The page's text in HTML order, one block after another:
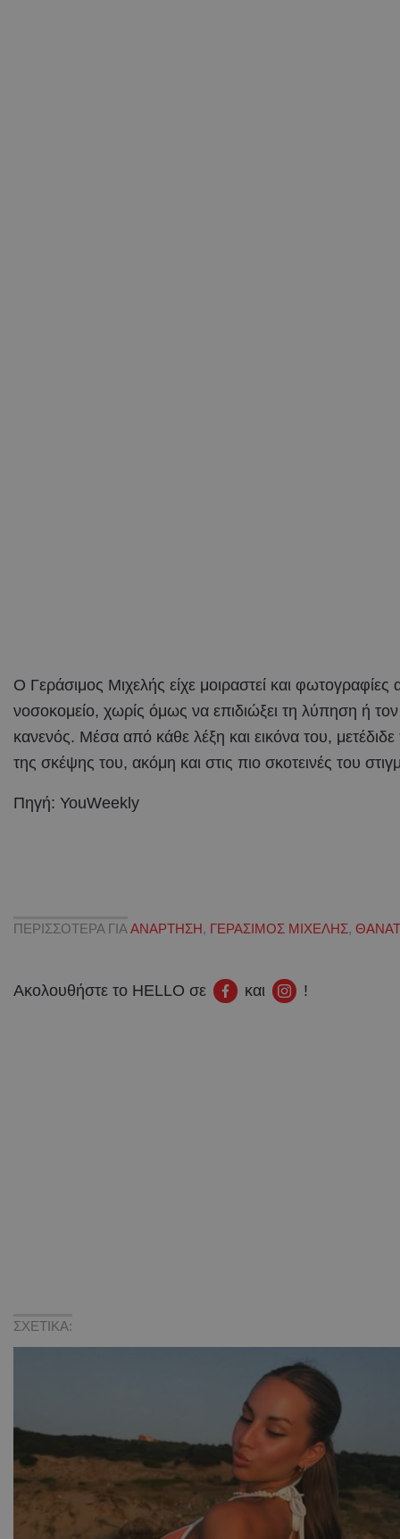
Ο Γεράσιμος Μιχελής είχε μοιραστεί και φωτογραφίες
νοσοκομείο, χωρίς όμως να επιδιώξει τη λύπηση ή τον
κανενός. Μέσα από κάθε λέξη και εικόνα του,
της σκέψης του, ακόμη και στις πιο σκοτεινές του
Πηγή: YouWeekly
ΠΕΡΙΣΣΟΤΕΡΑ ΓΙΑ ΑΝΑΡΤΗΣΗ, ΓΕΡΑΣΙΜΟΣ ΜΙΧΕΛΗΣ,
Ακολουθήστε το HELLO σε και !
ΣΧΕΤΙΚΑ: